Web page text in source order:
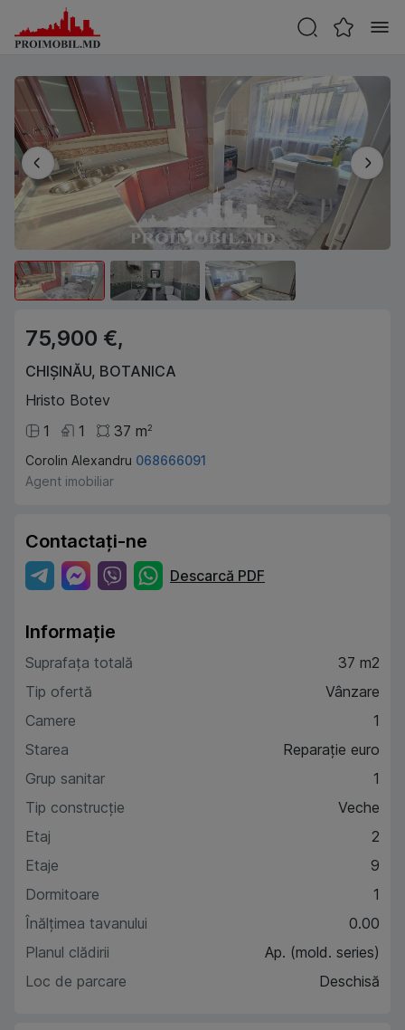
75,900 €,
CHIȘINĂU, BOTANICA
Hristo Botev
1
1 37 m2
Corolin Alexandru 068666091
Agent imobiliar
Contactați-ne
Descarcă PDF
Informație
Suprafața totală
37 m2
Tip ofertă
Vânzare
Camere
1
Starea
Reparație euro
Grup sanitar
1
Tip construcție
Veche
Etaj
2
Etaje
9
Dormitoare
1
Înălțimea tavanului
0.00
Planul clădirii
Ap. (mold. series)
Loc de parcare
Deschisă